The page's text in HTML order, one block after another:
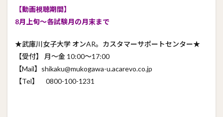
【動画視聴期間】
8月上旬～各試験月の月末まで
★武庫川女子大学 オンAR。カスタマーサポートセンター★
【受付】 月～金 10:00～17:00
【Mail】shikaku@mukogawa-u.acarevo.co.jp
【Tel】 0800-100-1231